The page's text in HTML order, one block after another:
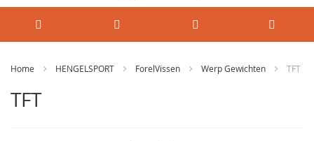
Home HENGELSPORT ForelVissen Werp Gewichten TFT
TFT